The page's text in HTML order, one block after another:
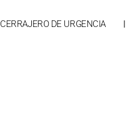
CERRAJERO DE URGENCIA